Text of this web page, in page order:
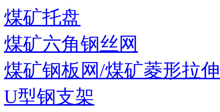
煤矿托盘
煤矿六角钢丝网
煤矿钢板网/煤矿菱形拉
U型钢支架